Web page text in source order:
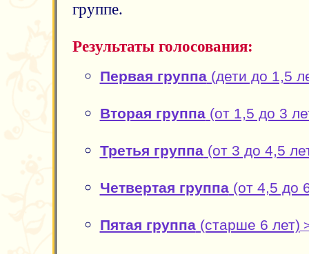
группе.
Результаты голосования:
Первая группа(дети до 1,5
Вторая группа(от 1,5 до 3
Третья группа(от 3 до 4,5
Четвертая группа(от 4,5 до
Пятая группа(старше 6 лет)